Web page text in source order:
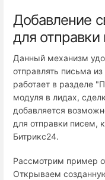
Добавление
для отправки
Данный механизм
отправлять письма
работает в разделе
модуля в лидах,
добавляется
для отправки писем,
Битрикс24.
Рассмотрим пример
Открываем